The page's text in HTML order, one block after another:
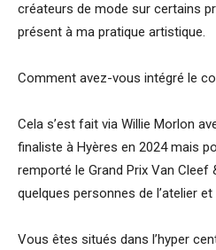
créateurs de mode sur certains
présent à ma pratique artistique.
Comment avez-vous intégré le
Cela s’est fait via Willie Morlon
finaliste à Hyères en 2024 mais
remporté le Grand Prix Van Cleef
quelques personnes de l’atelier
Vous êtes situés dans l’hyper